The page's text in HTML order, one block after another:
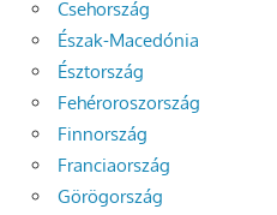
Csehország
Észak-Macedónia
Észtország
Fehéroroszország
Finnország
Franciaország
Görögország